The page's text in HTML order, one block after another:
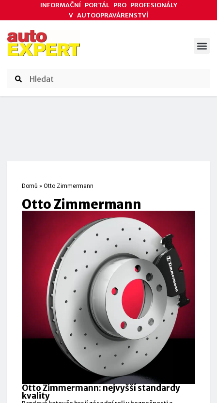
INFORMAČNÍ PORTÁL PRO PROFESIONÁLY
V AUTOOPRAVÁRENSTVÍ
Domů » Otto Zimmermann
Otto Zimmermann
Otto Zimmermann: nejvyšší standardy
kvality